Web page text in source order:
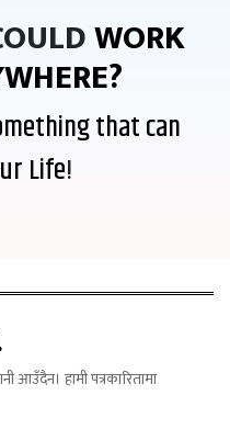
WORK
that can
Life!
आउँदैन। हामी पत्रकारितामा